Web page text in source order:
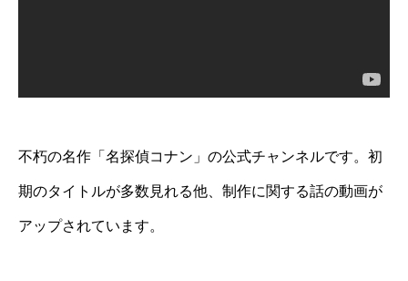
不朽の名作「名探偵コナン」の公式チャンネルです。初
期のタイトルが多数見れる他、制作に関する話の動画が
アップされています。